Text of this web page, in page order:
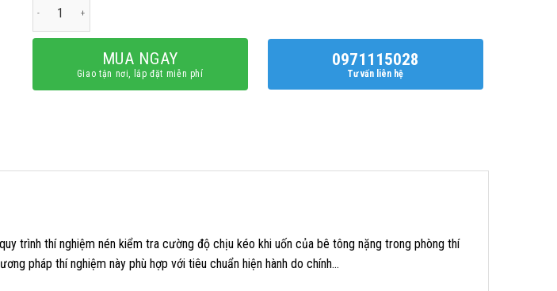
MUA NGAY
Giao tận nơi, lắp đặt miễn phí
0971115028
Tư vấn liên hệ
trình thí nghiệm nén kiểm tra cường độ chịu kéo khi uốn của bê tông nặng trong phòng thí
pháp thí nghiệm này phù hợp với tiêu chuẩn hiện hành do chính…